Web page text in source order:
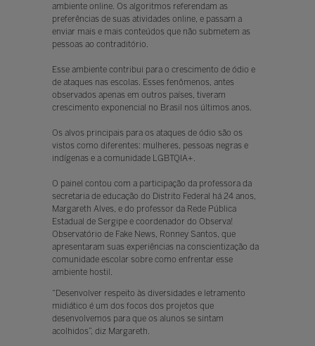
ambiente online. Os algoritmos referendam as
preferências de suas atividades online, e passam a
enviar mais e mais conteúdos que não submetem as
pessoas ao contraditório.
Esse ambiente contribui para o crescimento de ódio e
de ataques nas escolas. Esses fenômenos, antes
observados apenas em outros países, tiveram
crescimento exponencial no Brasil nos últimos anos.
Os alvos principais para os ataques de ódio são os
vistos como diferentes: mulheres, pessoas negras e
indígenas e a comunidade LGBTQIA+.
O painel contou com a participação da professora da
secretaria de educação do Distrito Federal há 24 anos,
Margareth Alves, e do professor da Rede Pública
Estadual de Sergipe e coordenador do Observa!
Observatório de Fake News, Ronney Santos, que
apresentaram suas experiências na conscientização da
comunidade escolar sobre como enfrentar esse
ambiente hostil.
“Desenvolver respeito às diversidades e letramento
midiático é um dos focos dos projetos que
desenvolvemos para que os alunos se sintam
acolhidos”, diz Margareth.